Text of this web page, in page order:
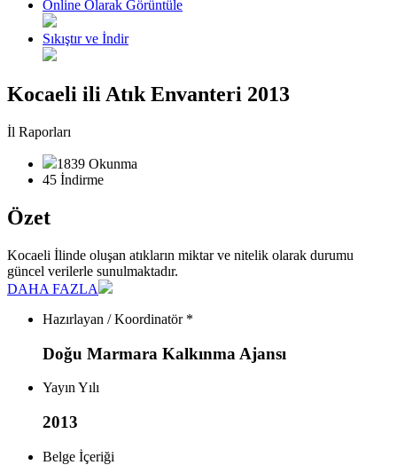
Online Olarak Görüntüle
Sıkıştır ve İndir
Kocaeli ili Atık Envanteri 2013
İl Raporları
1839 Okunma
45 İndirme
Özet
Kocaeli İlinde oluşan atıkların miktar ve nitelik olarak durumu
güncel verilerle sunulmaktadır.
DAHA FAZLA
Hazırlayan / Koordinatör *
Doğu Marmara Kalkınma Ajansı
Yayın Yılı
2013
Belge İçeriği